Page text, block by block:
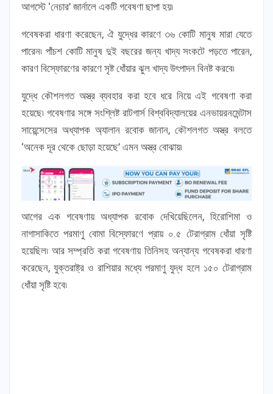
আগস্টে ‘নেচার’ জার্নালে একটি গবেষণা ছাপা হয়৷
গবেষকরা ধারণা করেছেন, ঐ যুদ্ধের কারণে ৩৬ কোটি মানুষ মারা যেতে
পারেন৷ পাঁচশ কোটি মানুষ দুই বছরের জন্য খাদ্য সংকটে পড়তে পারেন,
কারণ বিস্ফোরণের কারণে সৃষ্ট ধোঁয়ার ঝুল খাদ্য উৎপাদন বিনষ্ট করবে৷
যুদ্ধে কৌশলগত অস্ত্র ব্যবহার করা হবে ধরে নিয়ে এই গবেষণা করা
হয়েছে৷ গবেষণার সঙ্গে সংশ্লিষ্ট রাটগার্স বিশ্ববিদ্যালয়ের এনভায়রনমেন্টাস
সায়েন্সেসের অধ্যাপক অ্যালান রবোক জানান, কৌশলগত অস্ত্র বলতে
‘অনেক দূর থেকে ছোড়া হয়েছে’ এমন অস্ত্র বোঝায়৷
আগের এক গবেষণায় অধ্যাপক রবোক দেখিয়েছিলেন, হিরোশিমা ও
নাগাসাকিতে পরমাণু বোমা বিস্ফোরণে প্রায় ০.৫ টেরাগ্রাম ধোঁয়া সৃষ্টি
হয়েছিল৷ আর সম্প্রতি করা গবেষণায় তিনিসহ অন্যান্য গবেষকরা ধারণা
করেছেন, যুক্তরাষ্ট্র ও রাশিয়ার মধ্যে পরমাণু যুদ্ধ হলে ১৫০ টেরাগ্রাম
ধোঁয়া সৃষ্টি হবে৷